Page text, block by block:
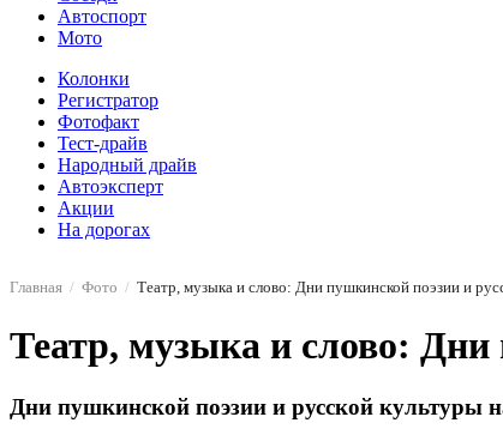
Автоспорт
Мото
Колонки
Регистратор
Фотофакт
Тест-драйв
Народный драйв
Автоэксперт
Акции
На дорогах
Главная Фото Театр, музыка и слово: Дни пушкинской поэзии и
Театр, музыка и слово: Дни
Дни пушкинской поэзии и русской культуры